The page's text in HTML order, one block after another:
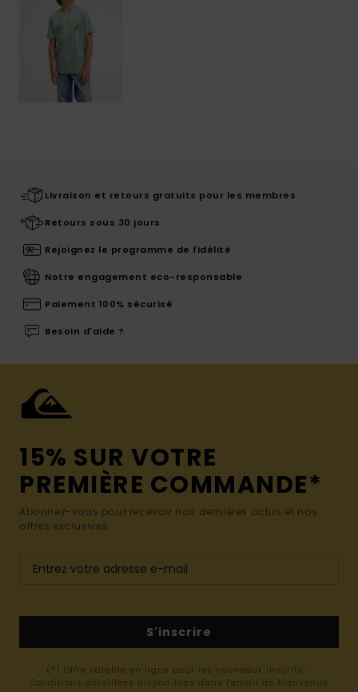
Livraison et retours gratuits pour les membres
Retours sous 30 jours
Rejoignez le programme de fidélité
Notre engagement eco-responsable
Paiement 100% sécurisé
Besoin d'aide ?
15% SUR VOTRE
PREMIÈRE COMMANDE*
Abonnez-vous pour recevoir nos dernières actus et nos
offres exclusives.
S'inscrire
(*) Offre valable en ligne pour les nouveaux inscrits -
Conditions détaillées disponibles dans l'email de bienvenue